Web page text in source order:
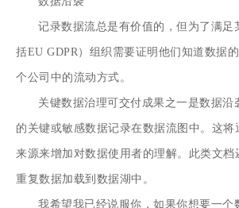
记录数据流总是有价值的，但为了满足
括EU GDPR）组织需要证明他们知道数据
个公司中的流动方式。
关键数据治理可交付成果之一是数据沿
的关键或敏感数据记录在数据流图中。这将
来源来增加对数据使用者的理解。此类文档
重复数据加载到数据湖中。
我希望我已经说服你，如果你想要一个